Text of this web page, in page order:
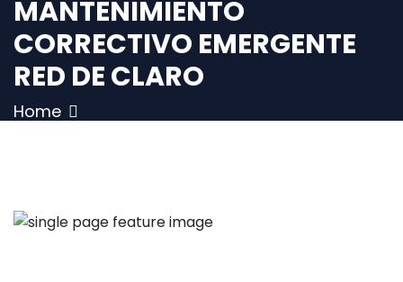
MANTENIMIENTO
CORRECTIVO EMERGENTE
RED DE CLARO
Home